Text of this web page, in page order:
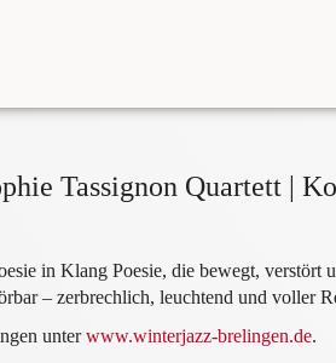
Tassignon Quartett |
in Klang Poesie, die bewegt, verstört
– zerbrechlich, leuchtend und voller
unterwww.winterjazz-brelingen.de.